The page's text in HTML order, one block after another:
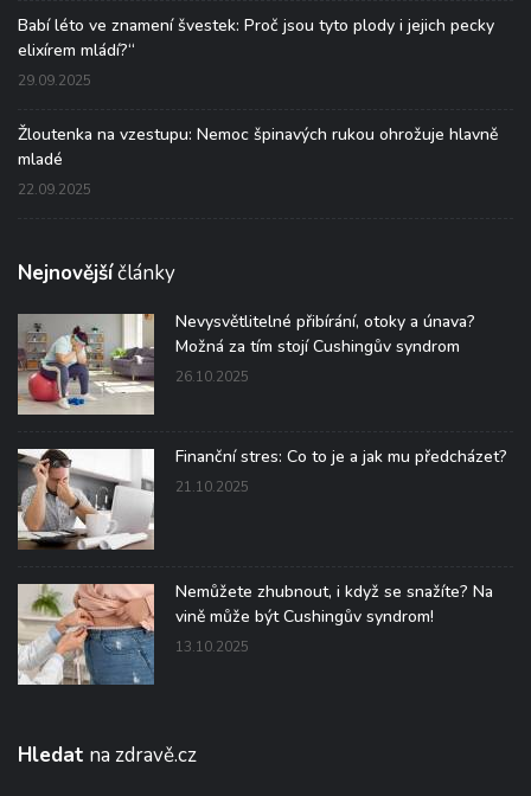
Babí léto ve znamení švestek: Proč jsou tyto plody i jejich pecky
elixírem mládí?“
29.09.2025
Žloutenka na vzestupu: Nemoc špinavých rukou ohrožuje hlavně
mladé
22.09.2025
Nejnovějšíčlánky
Nevysvětlitelné přibírání, otoky a únava?
Možná za tím stojí Cushingův syndrom
26.10.2025
Finanční stres: Co to je a jak mu předcházet?
21.10.2025
Nemůžete zhubnout, i když se snažíte? Na
vině může být Cushingův syndrom!
13.10.2025
Hledat na zdravě.cz